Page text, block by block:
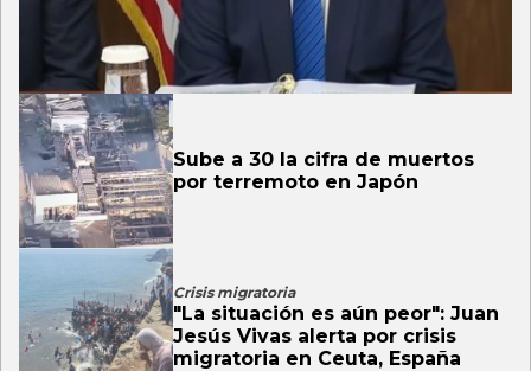
Sube a 30 la cifra de muertos
por terremoto en Japón
Crisis migratoria
"La situación es aún peor": Juan
Jesús Vivas alerta por crisis
migratoria en Ceuta, España